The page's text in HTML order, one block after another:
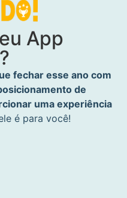
App
fechar esse ano com
de
uma experiência
é para você!